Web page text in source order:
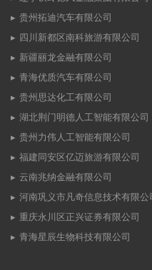
贵州拓迪汽车有限公司
四川新都区南科旅游有限公司
新疆丽龙金融有限公司
青海优质汽车有限公司
贵州思达化工有限公司
湖北荆门明德人工智能有限公司
贵州力伟人工智能有限公司
福建同安区亿迈旅游有限公司
云南兆纳金融有限公司
河南巩义市凡奇信息技术有限公
重庆永川区正兴证券有限公司
青海星辰生物科技有限公司